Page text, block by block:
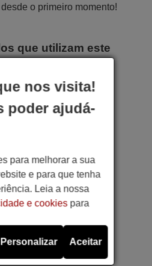
o primeiro momento!
que utilizam este
(LED55FSBI)
(LED55DBI)
(LED43FSB)
AAA
nos visita!
poder ajudá-
para melhorar a sua
e para que tenha
Leia a nossa
e cookiespara
Personalizar Aceitar